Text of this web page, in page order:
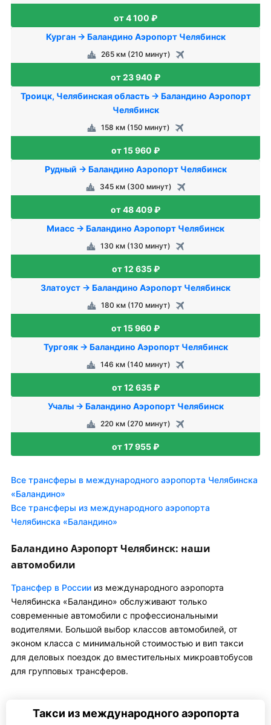
от 4 100 ₽
Курган → Баландино Аэропорт Челябинск
265 км (210 минут)
от 23 940 ₽
Троицк, Челябинская область → Баландино Аэропорт
Челябинск
158 км (150 минут)
от 15 960 ₽
Рудный → Баландино Аэропорт Челябинск
345 км (300 минут)
от 48 409 ₽
Миасс → Баландино Аэропорт Челябинск
130 км (130 минут)
от 12 635 ₽
Златоуст → Баландино Аэропорт Челябинск
180 км (170 минут)
от 15 960 ₽
Тургояк → Баландино Аэропорт Челябинск
146 км (140 минут)
от 12 635 ₽
Учалы → Баландино Аэропорт Челябинск
220 км (270 минут)
от 17 955 ₽
Все трансферы в международного аэропорта Челябинска
«Баландино»
Все трансферы из международного аэропорта
Челябинска «Баландино»
Баландино Аэропорт Челябинск: наши
автомобили
Трансфер в России из международного аэропорта
Челябинска «Баландино» обслуживают только
современные автомобили с профессиональными
водителями. Большой выбор классов автомобилей, от
эконом класса с минимальной стоимостью и вип такси
для деловых поездок до вместительных микроавтобусов
для групповых трансферов.
Такси из международного аэропорта